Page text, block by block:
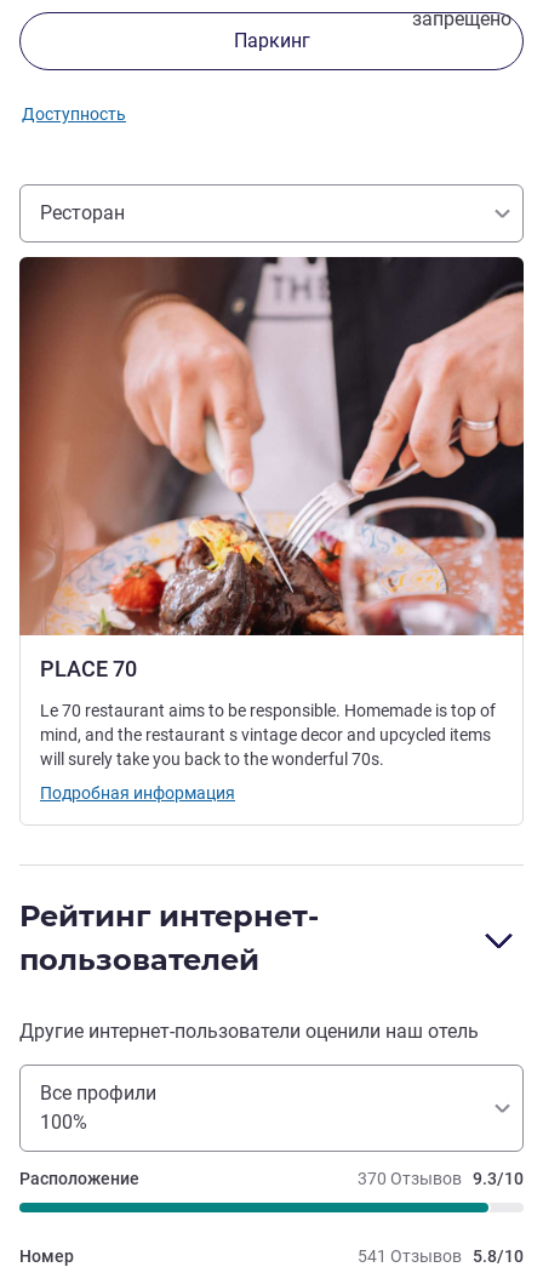
запрещено
Паркинг
Доступность
Ресторан
PLACE 70
Подробная информация
Le 70 restaurant aims to be responsible. Homemade is top of
mind, and the restaurant s vintage decor and upcycled items
will surely take you back to the wonderful 70s.
Подробная информация
Рейтинг интернет-
пользователей
Другие интернет-пользователи оценили наш отель
Все профили
100%
370 Отзывов 9.3/10
Расположение
541 Отзывов 5.8/10
Номер